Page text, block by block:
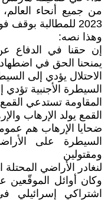
2023 للمطالبة بوقف فوري لإطلاق النار في غزة.
وهذا نصه:
إن حقنا في الدفاع
يمنحنا الحق في
الاحتلال يؤدي إلى
السيطرة الأجنبية تؤدي
المقاومة تستدعي القمع
القمع يولد الإرهاب
ضحايا الإرهاب هم
السيطرة على
ومقتولين
لنغادر الأراضي المحتلة
وكان أوائل الموقّعين